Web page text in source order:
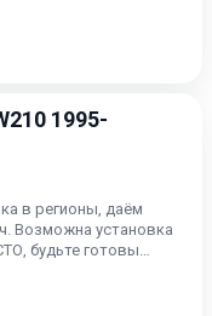
1995-
в регионы, даём
Возможна установка
будьте готовы